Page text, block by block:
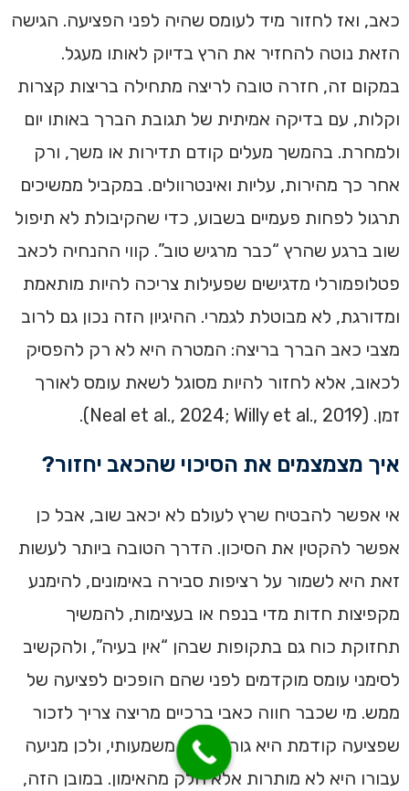
כאב, ואז לחזור מיד לעומס שהיה לפני הפציעה. הגישה
הזאת נוטה להחזיר את הרץ בדיוק לאותו מעגל.
במקום זה, חזרה טובה לריצה מתחילה בריצות קצרות
וקלות, עם בדיקה אמיתית של תגובת הברך באותו יום
ולמחרת. בהמשך מעלים קודם תדירות או משך, ורק
אחר כך מהירות, עליות ואינטרוולים. במקביל ממשיכים
תרגול לפחות פעמיים בשבוע, כדי שהקיבולת לא תיפול
שוב ברגע שהרץ “כבר מרגיש טוב”. קווי ההנחיה לכאב
פטלופמורלי מדגישים שפעילות צריכה להיות מותאמת
ומדורגת, לא מבוטלת לגמרי. ההיגיון הזה נכון גם לרוב
מצבי כאב הברך בריצה: המטרה היא לא רק להפסיק
לכאוב, אלא לחזור להיות מסוגל לשאת עומס לאורך
זמן. (Neal et al., 2024; Willy et al., 2019).
איך מצמצמים את הסיכוי שהכאב יחזור?
אי אפשר להבטיח שרץ לעולם לא יכאב שוב, אבל כן
אפשר להקטין את הסיכון. הדרך הטובה ביותר לעשות
זאת היא לשמור על רציפות סבירה באימונים, להימנע
מקפיצות חדות מדי בנפח או בעצימות, להמשיך
תחזוקת כוח גם בתקופות שבהן “אין בעיה”, ולהקשיב
לסימני עומס מוקדמים לפני שהם הופכים לפציעה של
ממש. מי שכבר חווה כאבי ברכיים מריצה צריך לזכור
שפציעה קודמת היא גורם סיכון משמעותי, ולכן מניעה
עבורו היא לא מותרות אלא חלק מהאימון. במובן הזה,